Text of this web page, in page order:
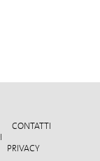
CONTATTI
PRIVACY